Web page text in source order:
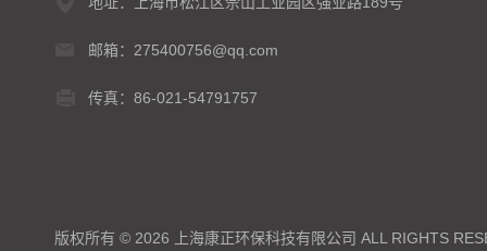
邮箱：275400756@qq.com
传真：86-021-54791757
版权所有 © 2026 上海康正环保科技有限公司 ALL RIGHTS